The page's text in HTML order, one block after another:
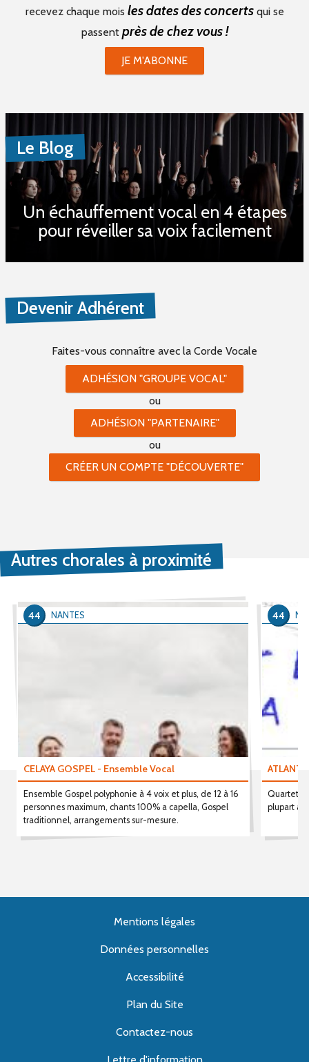
recevez chaque mois les dates des concertsqui se
passent près de chez vous !
JE M'ABONNE
Le Blog
Un échauffement vocal en 4 étapes
pour réveiller sa voix facilement
Devenir Adhérent
Faites-vous connaître avec la Corde Vocale
ADHÉSION "GROUPE VOCAL"
ou
ADHÉSION "PARTENAIRE"
ou
CRÉER UN COMPTE "DÉCOUVERTE"
Autres chorales à proximité
CELAYA GOSPEL - Ensemble Vocal
Ensemble Gospel polyphonie à 4 voix et plus, de 12 à 16
personnes maximum, chants 100% a capella, Gospel
traditionnel, arrangements sur-mesure.
NANTES
44
Quartette
plupart
44
Mentions légales
Données personnelles
Accessibilité
Plan du Site
Contactez-nous